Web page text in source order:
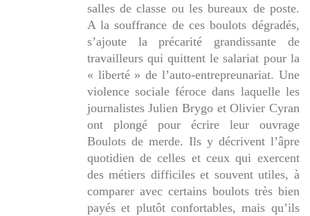
salles de classe ou les bureaux de poste.
A la souffrance de ces boulots dégradés,
s’ajoute la précarité grandissante de
travailleurs qui quittent le salariat pour la
« liberté » de l’auto-entrepreunariat. Une
violence sociale féroce dans laquelle les
journalistes Julien Brygo et Olivier Cyran
ont plongé pour écrire leur ouvrage
Boulots de merde. Ils y décrivent l’âpre
quotidien de celles et ceux qui exercent
des métiers difficiles et souvent utiles, à
comparer avec certains boulots très bien
payés et plutôt confortables, mais qu’ils